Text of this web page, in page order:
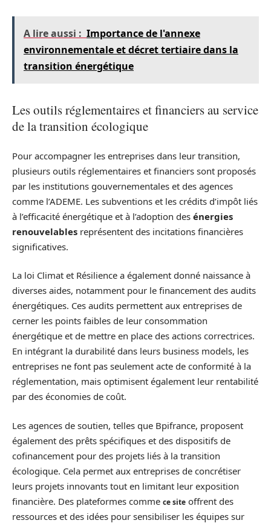
A lire aussi : Importance de l'annexe
environnementale et décret tertiaire dans la
transition énergétique
Les outils réglementaires et financiers au service
de la transition écologique
Pour accompagner les entreprises dans leur transition,
plusieurs outils réglementaires et financiers sont proposés
par les institutions gouvernementales et des agences
comme l’ADEME. Les subventions et les crédits d’impôt liés
à l’efficacité énergétique et à l’adoption des énergies
renouvelables représentent des incitations financières
significatives.
La loi Climat et Résilience a également donné naissance à
diverses aides, notamment pour le financement des audits
énergétiques. Ces audits permettent aux entreprises de
cerner les points faibles de leur consommation
énergétique et de mettre en place des actions correctrices.
En intégrant la durabilité dans leurs business models, les
entreprises ne font pas seulement acte de conformité à la
réglementation, mais optimisent également leur rentabilité
par des économies de coût.
Les agences de soutien, telles que Bpifrance, proposent
également des prêts spécifiques et des dispositifs de
cofinancement pour des projets liés à la transition
écologique. Cela permet aux entreprises de concrétiser
leurs projets innovants tout en limitant leur exposition
financière. Des plateformes comme ce site offrent des
ressources et des idées pour sensibiliser les équipes sur